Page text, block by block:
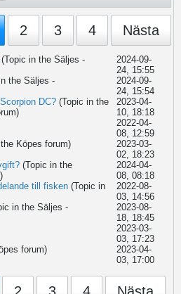
2 3 4 Nästa
(Topic in the Säljes -
2024-09-
24, 15:55
the Säljes -
2024-09-
24, 15:54
DC? (Topic in the
2023-04-
10, 18:18
2022-04-
08, 12:59
Köpes forum)
2023-03-
02, 18:23
(Topic in the
2024-04-
08, 08:18
till fisken (Topic in
2022-08-
03, 14:56
in the Säljes -
2023-08-
18, 18:45
2023-03-
03, 17:23
forum)
2023-04-
03, 17:00
2 3 4 Nästa